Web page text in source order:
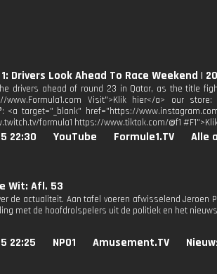
1: Drivers Look Ahead To Race Weekend |
drivers ahead of round 23 in Qatar, as the title
www.Formula1.com Visit">Klik hier</a> our
<a target="_blank" href="https://
formula1 https://www.tiktok.com/@f1
22:30 YouTube Formule1.TV Alle
Wit: Afl. 53
de actualiteit. Aan tafel voeren afwisselend Jeroen
met de hoofdrolspelers uit de politiek en het
22:25 NPO1 Amusement.TV